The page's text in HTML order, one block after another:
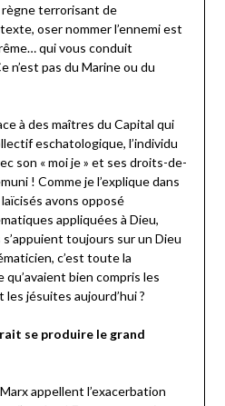
règne terrorisant de
oser nommer l’ennemi est
qui vous conduit
n’est pas du Marine ou du
à des maîtres du Capital qui
eschatologique, l’individu
son « moi je » et ses droits-de-
! Comme je l’explique dans
avons opposé
appliquées à Dieu,
toujours sur un Dieu
c’est toute la
bien compris les
jésuites aujourd’hui ?
se produire le grand
appellent l’exacerbation